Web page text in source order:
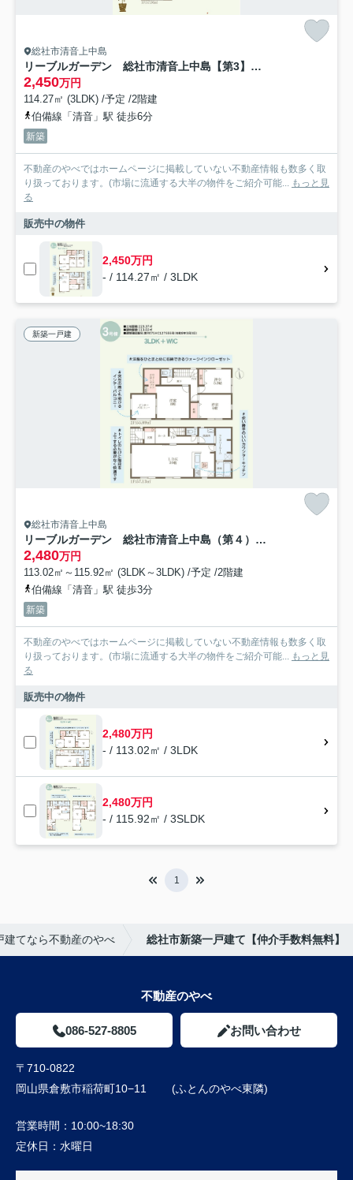
総社市清音上中島
リーブルガーデン 総社市清音上中島【第3】【仲介手数料無料】
2,450万円
114.27㎡ (3LDK) /予定 /2階建
伯備線「清音」駅 徒歩6分
新築
不動産のやべではホームページに掲載していない不動産情報も数多く取
り扱っております。(市場に流通する大半の物件をご紹介可能... もっと見
る
販売中の物件
2,450万円
- / 114.27㎡ / 3LDK
新築一戸建
総社市清音上中島
リーブルガーデン 総社市清音上中島（第４）【仲介手数料無料】
2,480万円
113.02㎡～115.92㎡ (3LDK～3LDK) /予定 /2階建
伯備線「清音」駅 徒歩3分
新築
不動産のやべではホームページに掲載していない不動産情報も数多く取
り扱っております。(市場に流通する大半の物件をご紹介可能... もっと見
る
販売中の物件
2,480万円
- / 113.02㎡ / 3LDK
2,480万円
- / 115.92㎡ / 3SLDK
1
建てなら不動産のやべ 総社市新築一戸建て【仲介手数料無料】
不動産のやべ
086-527-8805 お問い合わせ
〒710-0822
岡山県倉敷市稲荷町10−11 (ふとんのやべ東隣)
営業時間： 10:00~18:30
定休日： 水曜日